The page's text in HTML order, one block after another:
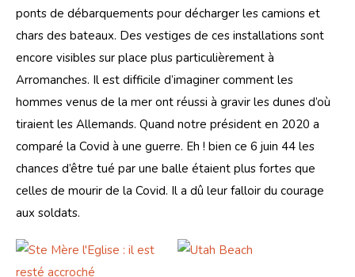
ponts de débarquements pour décharger les camions et
chars des bateaux. Des vestiges de ces installations sont
encore visibles sur place plus particulièrement à
Arromanches. Il est difficile d’imaginer comment les
hommes venus de la mer ont réussi à gravir les dunes d’où
tiraient les Allemands. Quand notre président en 2020 a
comparé la Covid à une guerre. Eh ! bien ce 6 juin 44 les
chances d’être tué par une balle étaient plus fortes que
celles de mourir de la Covid. Il a dû leur falloir du courage
aux soldats.